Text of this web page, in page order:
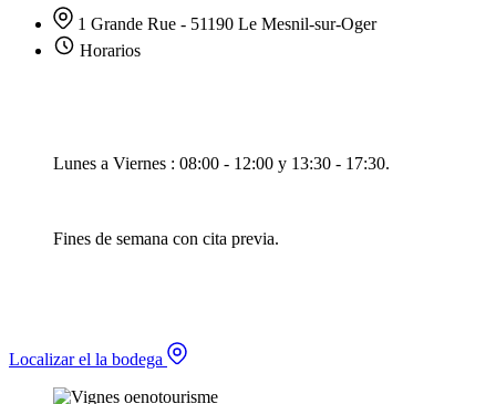
1 Grande Rue - 51190 Le Mesnil-sur-Oger
Horarios
Lunes a Viernes : 08:00 - 12:00 y 13:30 - 17:30.
Fines de semana con cita previa.
Localizar el la bodega